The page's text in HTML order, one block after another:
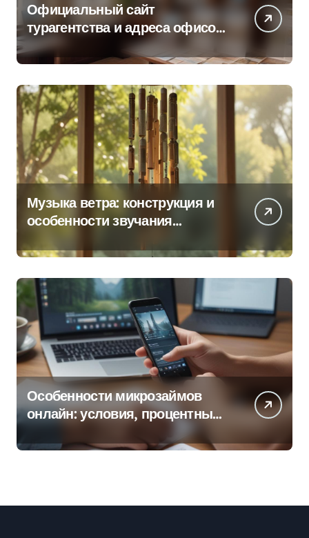
Официальный сайт
турагентства и адреса офисов
продаж по регионам
Музыка ветра: конструкция и
особенности звучания
Особенности микрозаймов
онлайн: условия, процентные
ставки и порядок оформления